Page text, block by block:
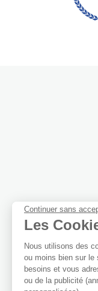
Continuer sans
Les
Nous utilisons des
ou moins bien sur le
besoins et vous
ou de la publicité